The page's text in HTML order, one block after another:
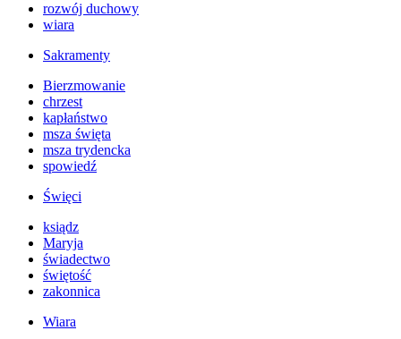
rozwój duchowy
wiara
Sakramenty
Bierzmowanie
chrzest
kapłaństwo
msza święta
msza trydencka
spowiedź
Święci
ksiądz
Maryja
świadectwo
świętość
zakonnica
Wiara